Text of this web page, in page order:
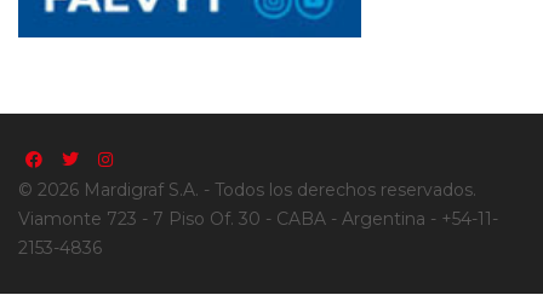
© 2026 Mardigraf S.A. - Todos los derechos reservados.
Viamonte 723 - 7 Piso Of. 30 - CABA - Argentina - +54-11-
2153-4836